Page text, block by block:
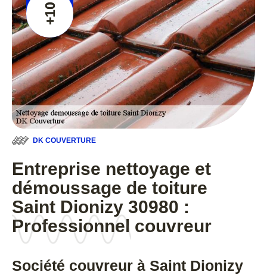
+10
DK COUVERTURE
Entreprise nettoyage et
démoussage de toiture
Saint Dionizy 30980 :
Professionnel couvreur
Société couvreur à Saint Dionizy